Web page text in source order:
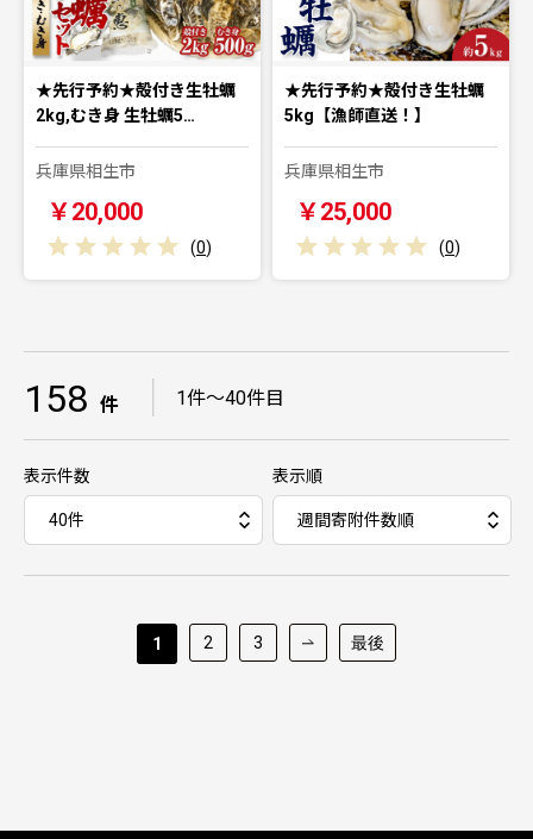
★先行予約★殻付き生牡蠣
2kg,むき身 生牡蠣5…
兵庫県相生市
￥20,000
(0)
★先行予約★殻付き生牡蠣
5kg【漁師直送！】
兵庫県相生市
￥25,000
(0)
158 件 1件～40件目
表示件数 表示順
1 2 3 最後